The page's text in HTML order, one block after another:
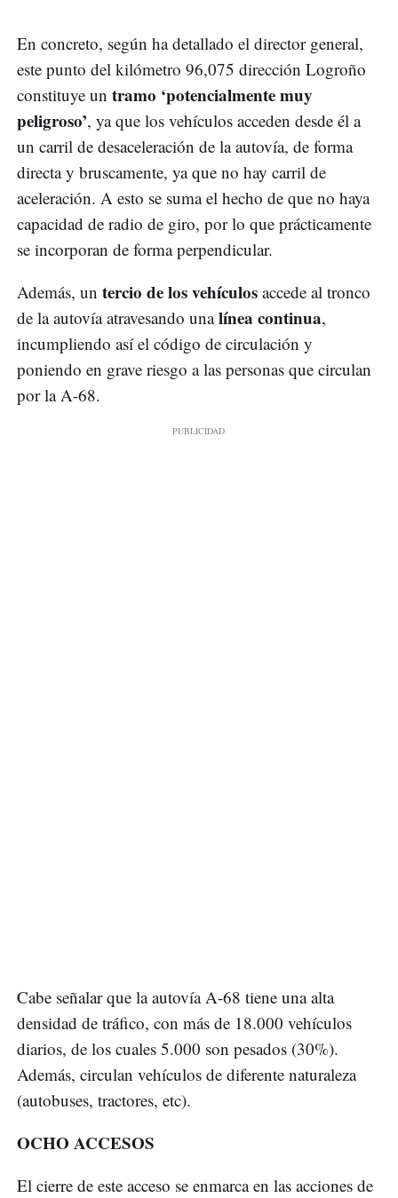
En concreto, según ha detallado el director general,
este punto del kilómetro 96,075 dirección Logroño
constituye un tramo ‘potencialmente muy
peligroso’, ya que los vehículos acceden desde él a
un carril de desaceleración de la autovía, de forma
directa y bruscamente, ya que no hay carril de
aceleración. A esto se suma el hecho de que no haya
capacidad de radio de giro, por lo que prácticamente
se incorporan de forma perpendicular.
Además, un tercio de los vehículos accede al tronco
de la autovía atravesando unalínea continua,
incumpliendo así el código de circulación y
poniendo en grave riesgo a las personas que circulan
por la A-68.
Cabe señalar que la autovía A-68 tiene una alta
densidad de tráfico, con más de 18.000 vehículos
diarios, de los cuales 5.000 son pesados (30%).
Además, circulan vehículos de diferente naturaleza
(autobuses, tractores, etc).
OCHO ACCESOS
El cierre de este acceso se enmarca en las acciones de